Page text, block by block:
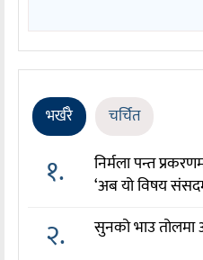
भर्खरै चर्चित
१.
निर्मला पन्त
‘अब यो विषय
२. सुनको भाउ